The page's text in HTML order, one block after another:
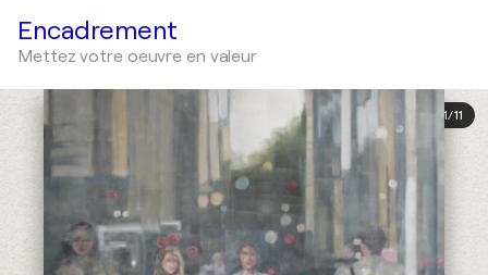
Encadrement
Mettez votre oeuvre en valeur
1/11